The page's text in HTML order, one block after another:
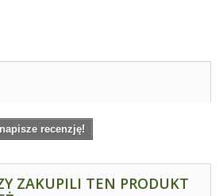
recenzję!
ZAKUPILI TEN PRODUKT